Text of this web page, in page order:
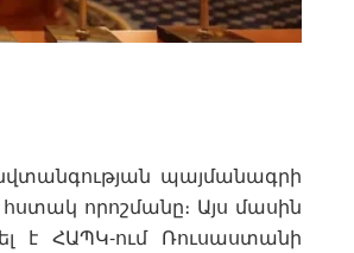
պայմանագրի
որոշմանը։ Այս մասին
է ՀԱՊԿ-ում Ռուսաստանի